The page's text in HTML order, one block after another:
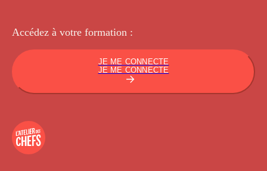
Accédez à votre formation :
JE ME CONNECTE
JE ME CONNECTE